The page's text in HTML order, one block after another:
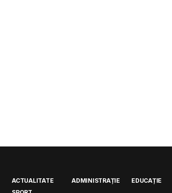
ACTUALITATE ADMINISTRAȚIE EDUCAȚIE